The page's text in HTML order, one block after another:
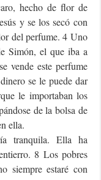
hecho de flor de
y se los secó con
del perfume. 4 Uno
Simón, el que iba a
vende este perfume
se le puede dar
le importaban los
de la bolsa de
ella.
tranquila. Ella ha
8 Los pobres
siempre estaré con